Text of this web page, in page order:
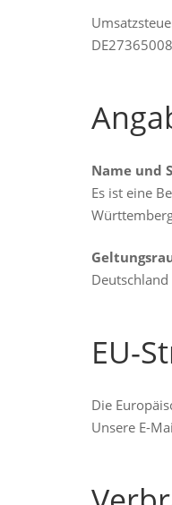
Name und
Es ist eine
Deutschland
EU-
Die
Unsere E-